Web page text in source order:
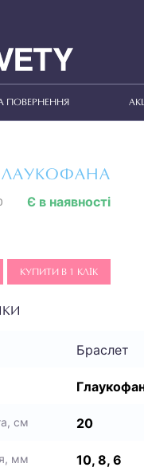
ПОВЕРНЕННЯ
Є в наявності
КУПИТИ В 1 КЛІК
Браслет
см 20
мм 10, 8, 6